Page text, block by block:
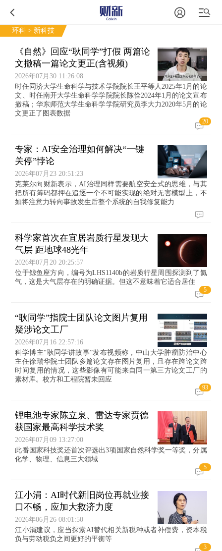
环科 > 新科技
《自然》回应“耿同学”打假 两篇论
文撤稿一篇论文更正(含视频)
2026年07月30 11:26:08
时任同济大学生命科学与技术学院院长王平等人2025年1月的论
文、时任南开大学生命科学学院院长陈佺2024年1月的论文宣布
撤稿；华东师范大学生命科学学院研究员李大力2020年5月的论
文更正了图表数据
20
专家：AI安全治理如何解决“一键
关停”悖论
2026年07月23 20:51:23
克莱尔向财新表示，AI治理同样需要航空安全式的思维，与其
把所有筹码都押在追逐一个不可能实现的绝对无害模型上，不
如将注意力转向事故发生后整个系统的自我修复能力
科学家首次在宜居岩质行星发现大
气层 距地球48光年
2026年07月20 20:25:57
位于鲸鱼座方向，编号为LHS1140b的岩质行星周围探测到了氦
气，这是大气层存在的明确证据。但这不意味着它适合居住
5
“耿同学”指院士团队论文图片复用
疑涉论文工厂
2026年07月16 22:57:16
科学博主“耿同学讲故事”发布视频称，中山大学肿瘤防治中心
主任徐瑞华院士团队多篇论文存在图片复用，且存在跨论文跨
时间复用的情况，这些影像有可能来自同一第三方论文工厂的
素材库。校方和工程院暂未回应
93
锂电池专家陈立泉、雷达专家贲德
获国家最高科学技术奖
2026年07月09 13:27:00
此番国家科技奖还首次评选出3项国家自然科学奖一等奖，分属
化学、物理、信息三大领域
5
江小涓：AI时代新旧岗位再就业接
口不畅，应加大救济力度
2026年06月26 08:01:50
江小涓建议，应当探索AI替代相关新税种或者补偿费，资本税
负与劳动税负之间更好的平衡等
3